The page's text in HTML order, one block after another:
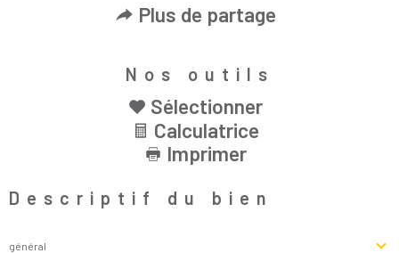
Plus de partage
Nos outils
Sélectionner
Calculatrice
Imprimer
Descriptif du bien
général